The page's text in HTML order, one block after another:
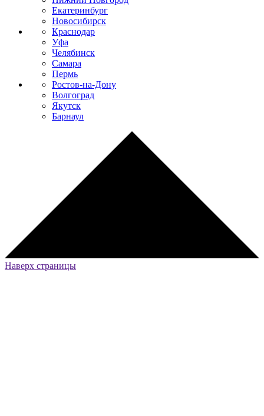
Екатеринбург
Новосибирск
Краснодар
Уфа
Челябинск
Самара
Пермь
Ростов-на-Дону
Волгоград
Якутск
Барнаул
Наверх страницы